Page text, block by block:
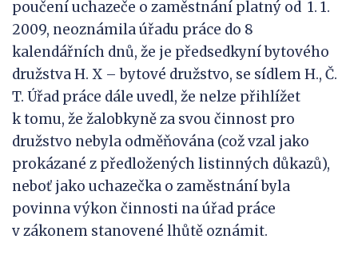
poučení uchazeče o zaměstnání platný od 1. 1.
2009, neoznámila úřadu práce do 8
kalendářních dnů, že je předsedkyní bytového
družstva H. X – bytové družstvo, se sídlem H., Č.
T. Úřad práce dále uvedl, že nelze přihlížet
k tomu, že žalobkyně za svou činnost pro
družstvo nebyla odměňována (což vzal jako
prokázané z předložených listinných důkazů),
neboť jako uchazečka o zaměstnání byla
povinna výkon činnosti na úřad práce
v zákonem stanovené lhůtě oznámit.